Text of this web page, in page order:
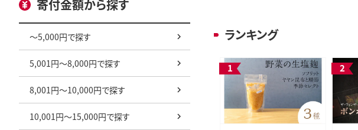
寄付金額から探す
～5,000円で探す
5,001円～8,000円で探す
8,001円～10,000円で探す
10,001円～15,000円で探す
ランキング